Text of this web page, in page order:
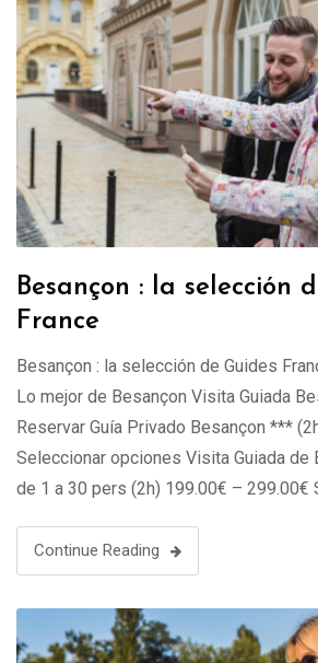
Besançon : la selección
France
Besançon : la selección de Guides
Lo mejor de Besançon Visita Guiada
Reservar Guía Privado Besançon ***
Seleccionar opciones Visita Guiada de
de 1 a 30 pers (2h) 199.00€ – 299.00€
Continue Reading